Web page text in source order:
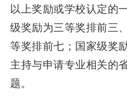
以上奖励或学校认定的
级奖励为三等奖排前三
等奖排前七；国家级奖
主持与申请专业相关的
题。